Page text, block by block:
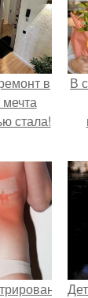
в
стала!
В